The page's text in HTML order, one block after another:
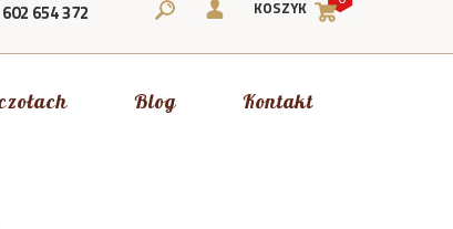
602 654 372 KOSZYK
Blog Kontakt